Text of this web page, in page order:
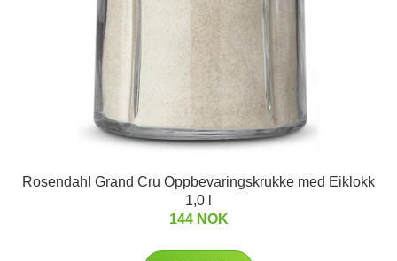
Rosendahl Grand Cru Oppbevaringskrukke med Eiklokk
1,0 l
144 NOK